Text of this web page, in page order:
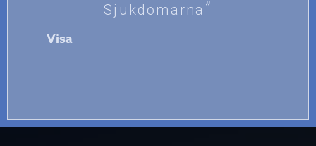
Sjukdomarna
Visa